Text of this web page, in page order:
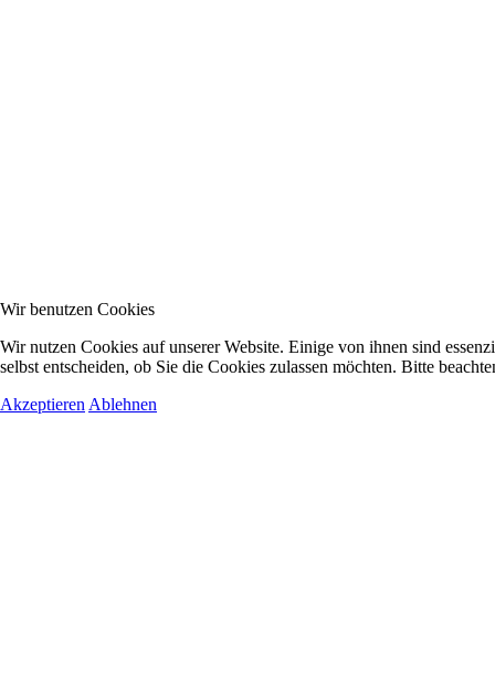
Wir benutzen Cookies
Wir nutzen Cookies auf unserer Website. Einige von ihnen sind
selbst entscheiden, ob Sie die Cookies zulassen möchten. Bitte
Akzeptieren Ablehnen